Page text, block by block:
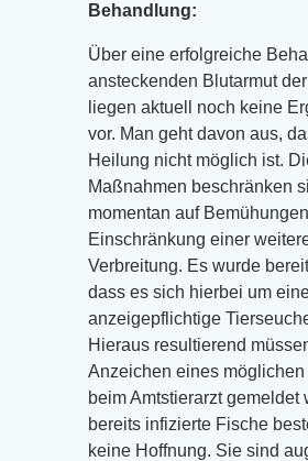
Behandlung:
Über eine erfolgreiche
ansteckenden Blutarmut
liegen aktuell noch keine
vor. Man geht davon aus,
Heilung nicht möglich ist.
Maßnahmen beschränken
momentan auf
Einschränkung einer
Verbreitung. Es wurde
dass es sich hierbei um
anzeigepflichtige
Hieraus resultierend
Anzeichen eines möglichen
beim Amtstierarzt gemeldet
bereits infizierte Fische
keine Hoffnung. Sie sind